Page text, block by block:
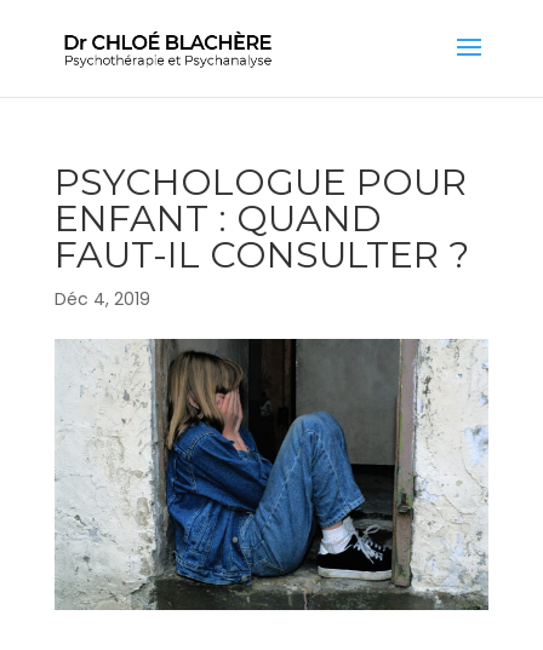
PSYCHOLOGUE POUR
ENFANT : QUAND
FAUT-IL CONSULTER ?
Déc 4, 2019